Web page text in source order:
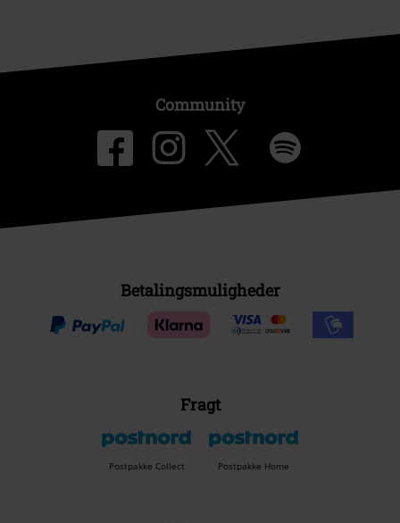
Community
Betalingsmuligheder
Fragt
Postpakke Collect Postpakke Home